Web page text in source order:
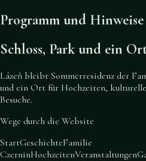
Programm und Hinweise
Schloss, Park und ein
Lázeň bleibt Sommerresidenz der
und ein Ort für Hochzeiten,
Besuche.
Wege durch die Website
StartGeschichteFamilie
CzerninHochzeitenVeranstaltungen